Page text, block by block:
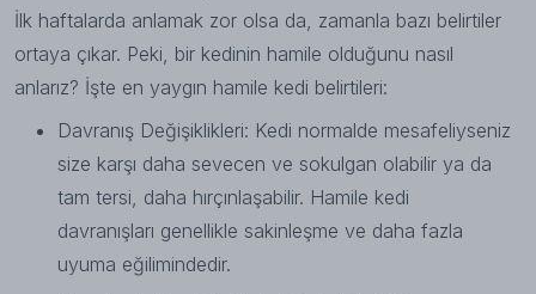
İlk haftalarda anlamak zor olsa da, zamanla bazı belirtiler
ortaya çıkar. Peki, bir kedinin hamile olduğunu nasıl
anlarız? İşte en yaygın hamile kedi belirtileri:
Davranış Değişiklikleri: Kedi normalde mesafeliyseniz
size karşı daha sevecen ve sokulgan olabilir ya da
tam tersi, daha hırçınlaşabilir. Hamile kedi
davranışları genellikle sakinleşme ve daha fazla
uyuma eğilimindedir.